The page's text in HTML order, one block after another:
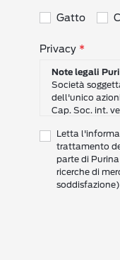
Gatto
Consensi
Privacy
Note legali
Società
dell'unico
Cap. Soc. int.
6 - 20057
Tel.: +39 02 8181
Codice Fiscale
PEC:
(“Informativa”)
Letta
trattamento
parte di
ricerche di